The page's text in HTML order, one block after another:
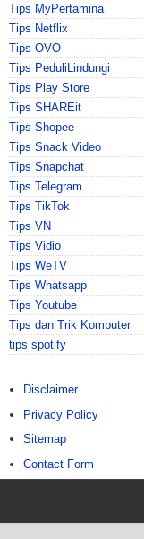
Tips MyPertamina
Tips Netflix
Tips OVO
Tips PeduliLindungi
Tips Play Store
Tips SHAREit
Tips Shopee
Tips Snack Video
Tips Snapchat
Tips Telegram
Tips TikTok
Tips VN
Tips Vidio
Tips WeTV
Tips Whatsapp
Tips Youtube
Tips dan Trik Komputer
tips spotify
Disclaimer
Privacy Policy
Sitemap
Contact Form